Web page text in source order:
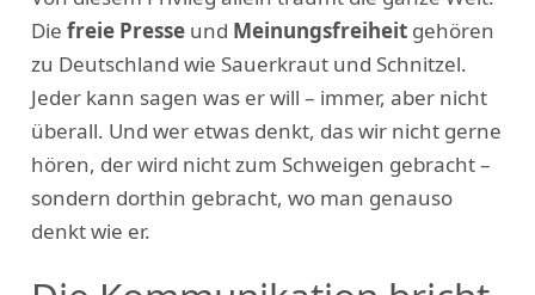
Die freie Presseund Meinungsfreiheitgehören
zu Deutschland wie Sauerkraut und Schnitzel.
Jeder kann sagen was er will – immer, aber nicht
überall. Und wer etwas denkt, das wir nicht gerne
hören, der wird nicht zum Schweigen gebracht –
sondern dorthin gebracht, wo man genauso
denkt wie er.